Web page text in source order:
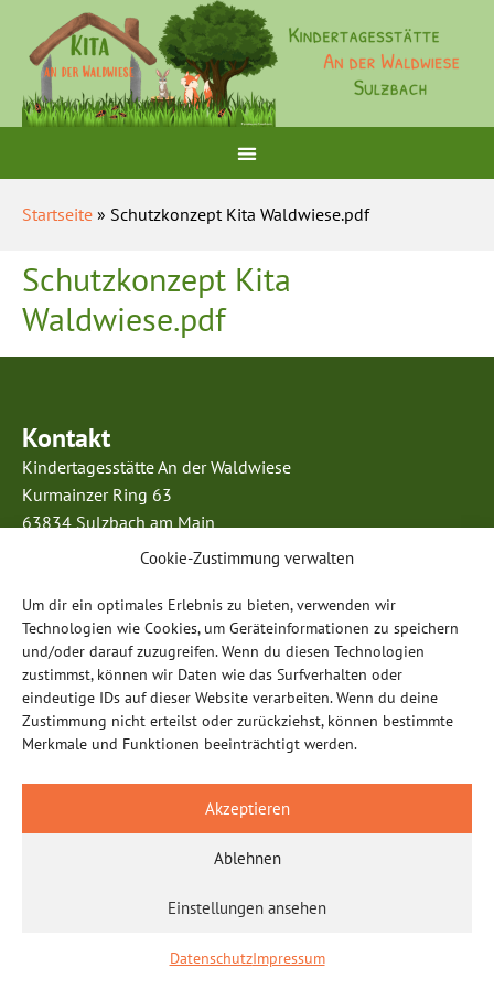
Cookie-Zustimmung verwalten
Um dir ein optimales Erlebnis zu bieten, verwenden wir
Technologien wie Cookies, um Geräteinformationen zu speichern
und/oder darauf zuzugreifen. Wenn du diesen Technologien
zustimmst, können wir Daten wie das Surfverhalten oder
eindeutige IDs auf dieser Website verarbeiten. Wenn du deine
Zustimmung nicht erteilst oder zurückziehst, können bestimmte
Merkmale und Funktionen beeinträchtigt werden.
Akzeptieren
Ablehnen
Einstellungen ansehen
DatenschutzImpressum
Startseite » Schutzkonzept Kita Waldwiese.pdf
Schutzkonzept Kita
Waldwiese.pdf
Kontakt
Kindertagesstätte An der Waldwiese
Kurmainzer Ring 63
63834 Sulzbach am Main
Telefon: 0 60 28 / 99 85 96 5
Öffnungszeiten
Montag – Donnerstag:
07.00 – 17.00 Uhr
Freitag:
07:00 – 15:00 Uhr (Kindergarten & Hort)